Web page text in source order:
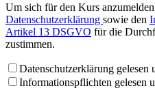
Um sich für den Kurs
Datenschutzerklärung sowie den
Artikel 13 DSGVO für die
zustimmen.
Datenschutzerklärung gelesen
Informationspflichten gelesen